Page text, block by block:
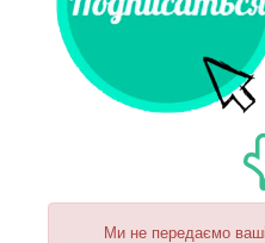
Ми не передаємо